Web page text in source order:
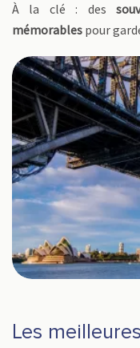
À la clé : des
mémorables pour
Les